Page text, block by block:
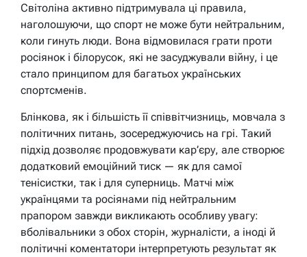
Світоліна активно підтримувала ці правила,
наголошуючи, що спорт не може бути нейтральним,
коли гинуть люди. Вона відмовилася грати проти
росіянок і білорусок, які не засуджували війну, і це
стало принципом для багатьох українських
спортсменів.
Блінкова, як і більшість її співвітчизниць, мовчала з
політичних питань, зосереджуючись на грі. Такий
підхід дозволяє продовжувати кар’єру, але створює
додатковий емоційний тиск — як для самої
тенісистки, так і для суперниць. Матчі між
українцями та росіянами під нейтральним
прапором завжди викликають особливу увагу:
вболівальники з обох сторін, журналісти, а іноді й
політичні коментатори інтерпретують результат як